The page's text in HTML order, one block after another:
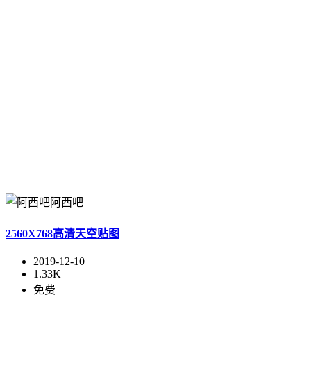
阿西吧
2560X768高清天空贴图
2019-12-10
1.33K
免费